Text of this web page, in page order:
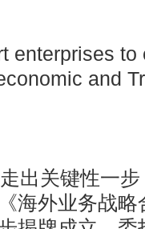
enterprises to
and
出关键性一步
海外业务战